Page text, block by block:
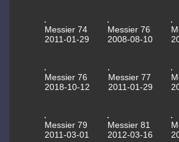
Messier 74
2011-01-29
Messier 76
2008-08-10
Messier 76
2018-10-12
Messier 77
2011-01-29
Messier 79
2011-03-01
Messier 81
2012-03-16